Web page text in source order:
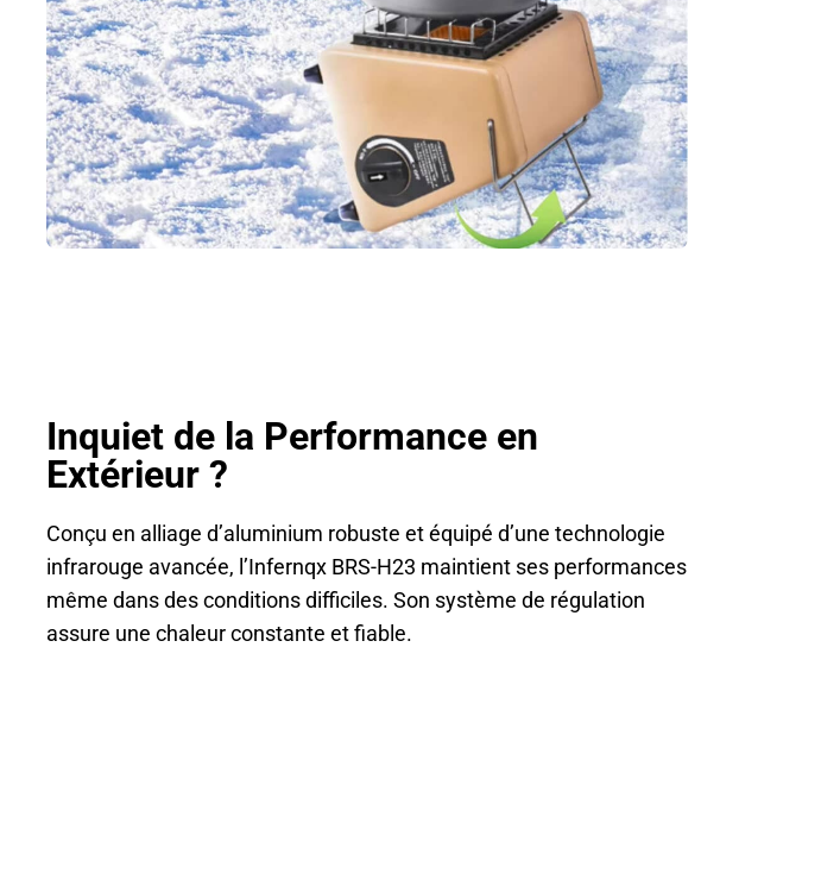
Inquiet de la Performance en
Extérieur ?
Conçu en alliage d’aluminium robuste et équipé d’une technologie
infrarouge avancée, l’Infernqx BRS-H23 maintient ses performances
même dans des conditions difficiles. Son système de régulation
assure une chaleur constante et fiable.